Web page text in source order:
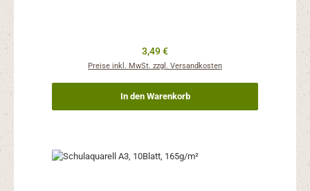
Regulärer Preis:
3,49 €
Preise inkl. MwSt. zzgl. Versandkosten
In den Warenkorb